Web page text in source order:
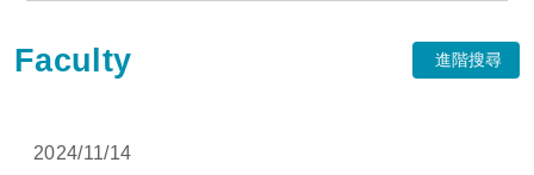
Faculty 進階搜尋
2024/11/14